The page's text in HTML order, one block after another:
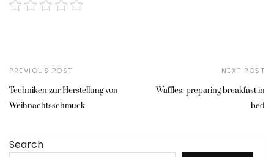
PREVIOUS POST
Techniken zur Herstellung von
Weihnachtsschmuck
NEXT POST
Waffles: preparing breakfast in
bed
Search